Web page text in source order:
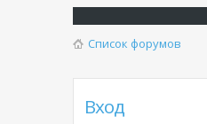
Список форумов
Вход